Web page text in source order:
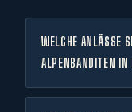
WELCHE ANLÄSSE
ALPENBANDITEN IN